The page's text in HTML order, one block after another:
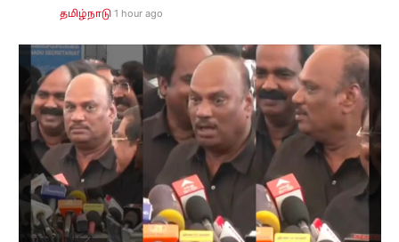
தமிழ்நாடு 1 hour ago